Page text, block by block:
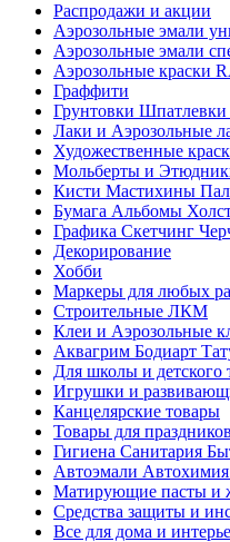
Распродажи и акции
Аэрозольные эмали
Аэрозольные эмали
Аэрозольные краски
Граффити
Грунтовки
Лаки и Аэрозольные
Художественные
Мольберты и
Кисти Мастихины
Бумага Альбомы
Графика Скетчинг
Декорирование
Хобби
Маркеры для любых
Строительные ЛКМ
Клеи и Аэрозольные
Аквагрим Бодиарт
Для школы и детского
Игрушки и
Канцелярские товары
Товары для
Гигиена Санитария
Автоэмали
Матирующие пасты и
Средства защиты и
Все для дома и